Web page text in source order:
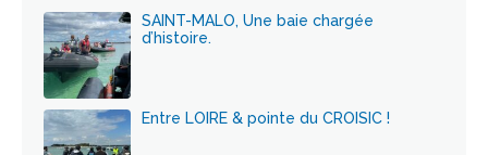
SAINT-MALO, Une baie chargée
d’histoire.
Entre LOIRE & pointe du CROISIC !